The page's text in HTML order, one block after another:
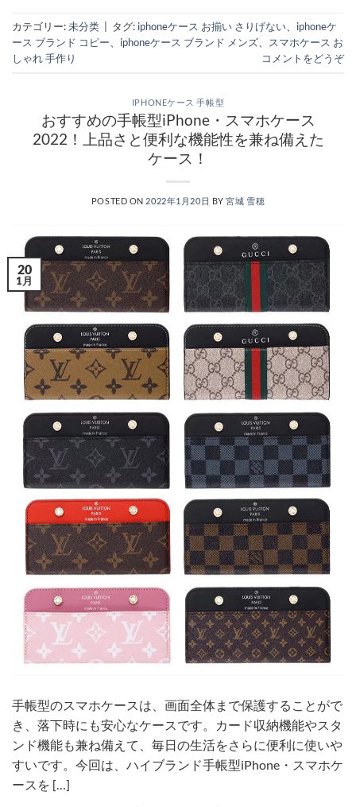
カテゴリー:未分类 タグ: iphoneケース お揃い さりげない
iphoneケ
ース ブランド コピー
iphoneケース ブランド メンズ
スマホケース お
しゃれ 手作り
コメントをどうぞ
IPHONEケース 手帳型
おすすめの手帳型iPhone・スマホケース
2022！上品さと便利な機能性を兼ね備えた
ケース！
POSTED ON 2022年1月20日 BY宮城 雪穂
20
1月
手帳型のスマホケースは、画面全体まで保護することがで
き、落下時にも安心なケースです。カード収納機能やスタ
ンド機能も兼ね備えて、毎日の生活をさらに便利に使いや
すいです。今回は、ハイブランド手帳型iPhone・スマホケ
ースを […]